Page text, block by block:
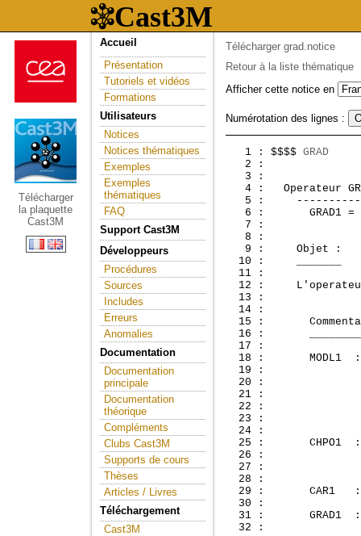
Télécharger
la plaquette
Cast3M
Accueil
Présentation
Tutoriels et vidéos
Formations
Utilisateurs
Notices
Notices thématiques
Exemples
Exemples
thématiques
FAQ
Support Cast3M
Développeurs
Procédures
Sources
Includes
Erreurs
Anomalies
Documentation
Documentation
principale
Documentation
théorique
Compléments
Clubs Cast3M
Supports de cours
Thèses
Articles / Livres
Téléchargement
Cast3M
Télécharger grad.notice
Retour à la liste thématique
Afficher cette notice en
Numérotation des lignes :
   1 : $$$$
GRAD
2 :
   4 :
5 :
6 :       GRAD1 =
   7 :
   8 :
   9 :     Objet :
  10 :     _______
  11 :
12 :
  13 :
  14 :
15 :
16 :
  17 :
18 :       MODL1
19 :
20 :
21 :
22 :
23 :
  24 :
25 :       CHPO1
26 :
27 :
  28 :
29 :       CAR1
  30 :
31 :       GRAD1